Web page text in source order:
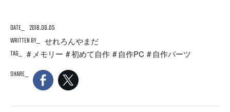
DATE
2018.06.05
WRITTEN BY
せれろんやまだ
TAG
メモリー 初めて自作 自作PC
自作パーツ
SHARE